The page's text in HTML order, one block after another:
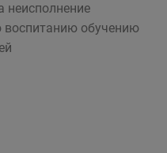
неисполнение
воспитанию обучению